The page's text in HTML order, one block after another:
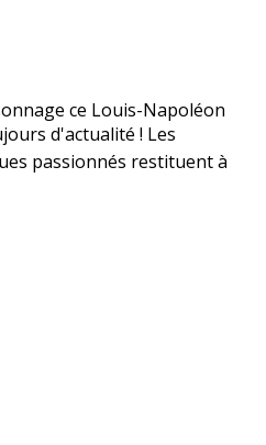
ce Louis-Napoléon
d'actualité ! Les
passionnés restituent à